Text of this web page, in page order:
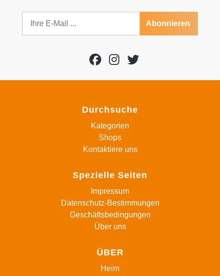
Abonnieren
Durchsuche
Kategorien
Shops
Kontaktiere uns
Spezielle Seiten
Impressum
Datenschutz-Bestimmungen
Geschäftsbedingungen
Über uns
ÜBER
Heim